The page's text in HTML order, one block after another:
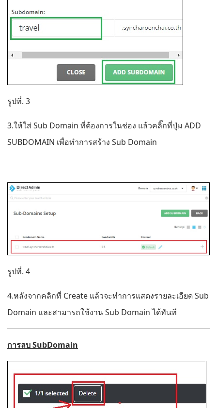
รูปที่. 3
3.ให้ใส่ Sub Domain ที่ต้องการในช่อง แล้วคลิ๊กที่ปุ่ม ADD
SUBDOMAIN เพื่อทำการสร้าง Sub Domain
รูปที่. 4
4.หลังจากคลิกที่ Create แล้วจะทําการแสดงรายละเอียด Sub
Domain และสามารถใช้งาน Sub Domain ได้ทันที
การลบ SubDomain